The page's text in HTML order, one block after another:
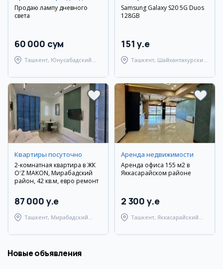
Продаю лампу дневного
света
60 000 сум
Ташкент, Юнусабадский
Samsung Galaxy S20 5G Duos
128GB
151 y.e
Ташкент, Шайхантахурский
Квартиры посуточно
2-комнатная квартира в ЖК
OʻZ MAKON, Мирабадский
район, 42 кв.м, евро ремонт
87 000 y.e
Ташкент, Мирабадский
Аренда недвижимости
Аренда офиса 155 м2 в
Яккасарайском районе
2 300 y.e
Ташкент, Яккасарайский
Новые объявления